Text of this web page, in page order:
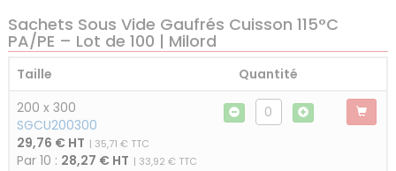
Sachets Sous Vide Gaufrés Cuisson 115°C
PA/PE – Lot de 100 | Milord
Taille
Quantité
200 x 300
SGCU200300
29,76 € HT | 35,71 € TTC
Par 10 : 28,27 € HT | 33,92 € TTC